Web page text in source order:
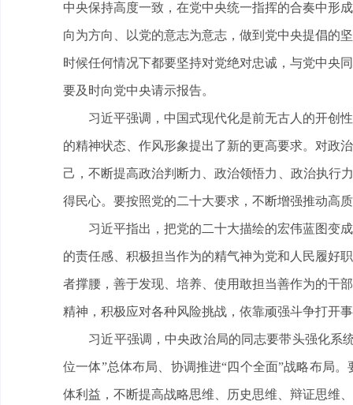
中央保持高度一致，在党中央统一指挥的合奏中形
向为方向、以党的意志为意志，做到党中央提倡的
时候任何情况下都要坚持对党绝对忠诚，与党中央
要及时向党中央请示报告。
习近平强调，中国式现代化是前无古人的开创性
的精神状态、作风形象提出了新的更高要求。对政
己，不断提高政治判断力、政治领悟力、政治执行
得民心。要按照党的二十大要求，不断增强推动高
习近平指出，把党的二十大描绘的宏伟蓝图变成
的责任感、积极担当作为的精气神为党和人民履好
者撑腰，善于发现、培养、使用敢担当善作为的干
精神，积极应对各种风险挑战，依靠顽强斗争打开
习近平强调，中央政治局的同志要带头强化系统
位一体”总体布局、协调推进“四个全面”战略布局
体利益，不断提高战略思维、历史思维、辩证思维